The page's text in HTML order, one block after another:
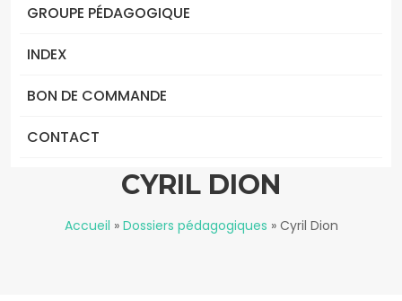
GROUPE PÉDAGOGIQUE
INDEX
BON DE COMMANDE
CONTACT
CYRIL DION
Accueil » Dossiers pédagogiques » Cyril Dion